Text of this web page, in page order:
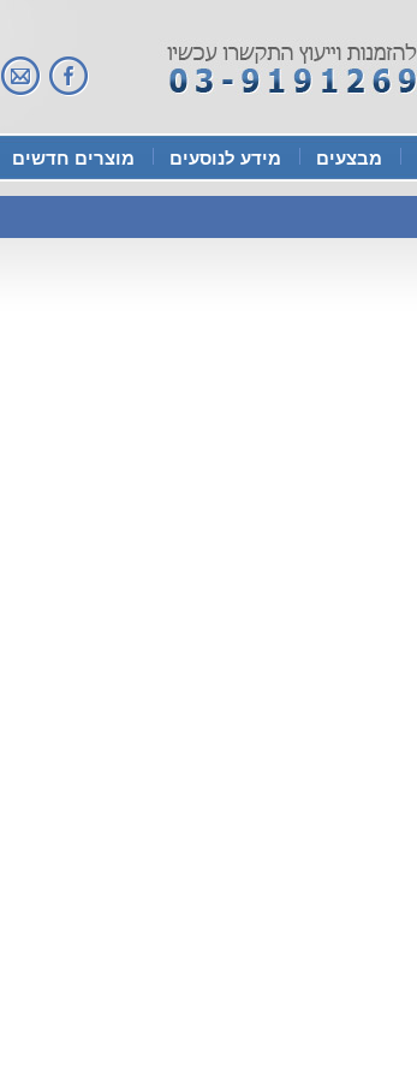
מבצעים מידע לנוסעים מוצרים חדשים